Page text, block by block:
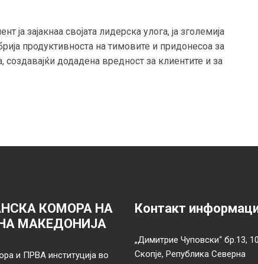
зајакнаа својата лидерска улога, ја зголемија
продуктивноста на тимовите и придонесоа за
додадена вредност за клиентите и за
КОМОРА НА
МАКЕДОНИЈА
и ПРВА институција во
Контакт
„Димитрие Чуповски“ бр.13,
Скопје, Република Северна